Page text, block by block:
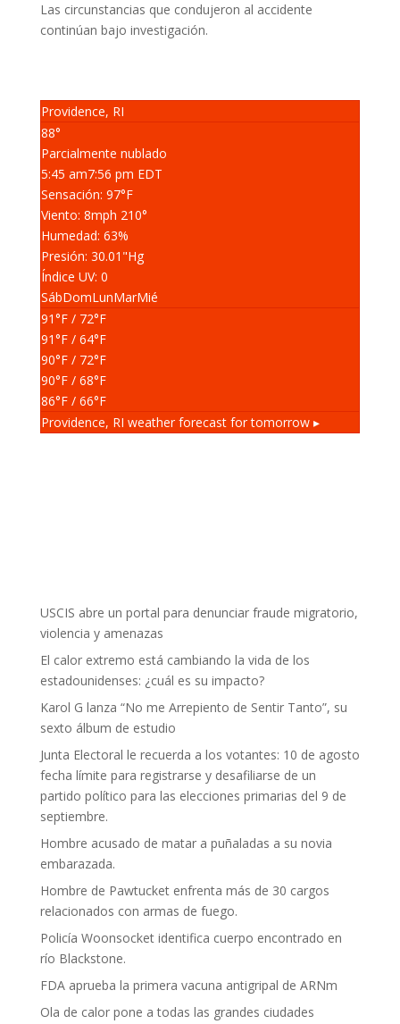
Las circunstancias que condujeron al accidente
continúan bajo investigación.
Providence, RI
88°
Parcialmente nublado
5:45 am7:56 pm EDT
Sensación: 97°F
Viento: 8mph 210°
Humedad: 63%
Presión: 30.01 "Hg
Índice UV: 0
SábDomLunMarMié
91°F/ 72°F
91°F/ 64°F
90°F/ 72°F
90°F/ 68°F
86°F/ 66°F
Providence, RI weather forecast for tomorrow ▸
USCIS abre un portal para denunciar fraude migratorio,
violencia y amenazas
El calor extremo está cambiando la vida de los
estadounidenses: ¿cuál es su impacto?
Karol G lanza “No me Arrepiento de Sentir Tanto”, su
sexto álbum de estudio
Junta Electoral le recuerda a los votantes: 10 de agosto
fecha límite para registrarse y desafiliarse de un
partido político para las elecciones primarias del 9 de
septiembre.
Hombre acusado de matar a puñaladas a su novia
embarazada.
Hombre de Pawtucket enfrenta más de 30 cargos
relacionados con armas de fuego.
Policía Woonsocket identifica cuerpo encontrado en
río Blackstone.
FDA aprueba la primera vacuna antigripal de ARNm
Ola de calor pone a todas las grandes ciudades